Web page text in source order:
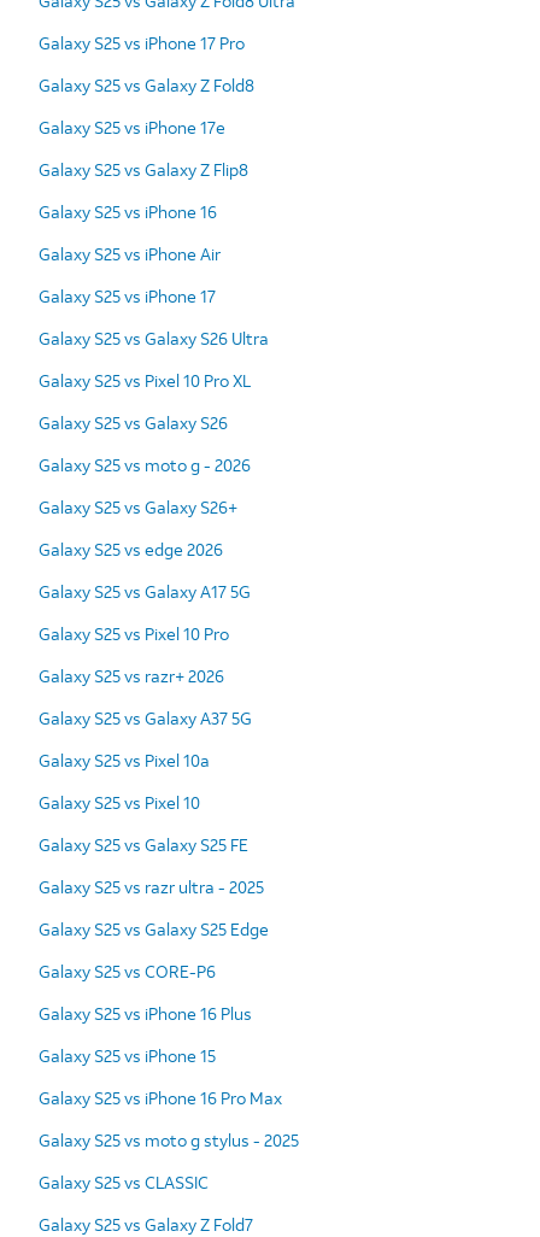
Galaxy S25 vs iPhone 17 Pro
Galaxy S25 vs Galaxy Z Fold8
Galaxy S25 vs iPhone 17e
Galaxy S25 vs Galaxy Z Flip8
Galaxy S25 vs iPhone 16
Galaxy S25 vs iPhone Air
Galaxy S25 vs iPhone 17
Galaxy S25 vs Galaxy S26 Ultra
Galaxy S25 vs Pixel 10 Pro XL
Galaxy S25 vs Galaxy S26
Galaxy S25 vs moto g - 2026
Galaxy S25 vs Galaxy S26+
Galaxy S25 vs edge 2026
Galaxy S25 vs Galaxy A17 5G
Galaxy S25 vs Pixel 10 Pro
Galaxy S25 vs razr+ 2026
Galaxy S25 vs Galaxy A37 5G
Galaxy S25 vs Pixel 10a
Galaxy S25 vs Pixel 10
Galaxy S25 vs Galaxy S25 FE
Galaxy S25 vs razr ultra - 2025
Galaxy S25 vs Galaxy S25 Edge
Galaxy S25 vs CORE-P6
Galaxy S25 vs iPhone 16 Plus
Galaxy S25 vs iPhone 15
Galaxy S25 vs iPhone 16 Pro Max
Galaxy S25 vs moto g stylus - 2025
Galaxy S25 vs CLASSIC
Galaxy S25 vs Galaxy Z Fold7